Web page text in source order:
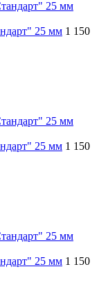
25 мм 1 150
25 мм 1 150
25 мм 1 150